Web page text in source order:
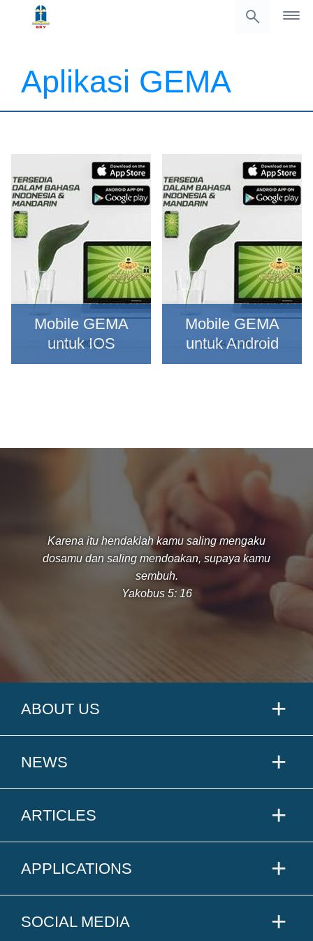
Aplikasi GEMA
Mobile GEMA
untuk IOS
Mobile GEMA
untuk Android
Karena itu hendaklah kamu saling mengaku
dosamu dan saling mendoakan, supaya kamu
sembuh.
Yakobus 5: 16
ABOUT US
NEWS
ARTICLES
APPLICATIONS
SOCIAL MEDIA